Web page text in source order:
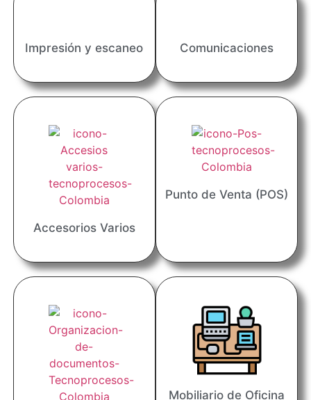
Impresión y escaneo Comunicaciones
Accesorios Varios
Punto de Venta (POS)
Mobiliario de Oficina